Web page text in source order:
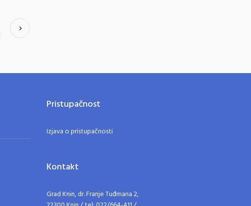
Pristupačnost
Izjava o pristupačnosti
Kontakt
Grad Knin, dr. Franje Tuđmana 2,